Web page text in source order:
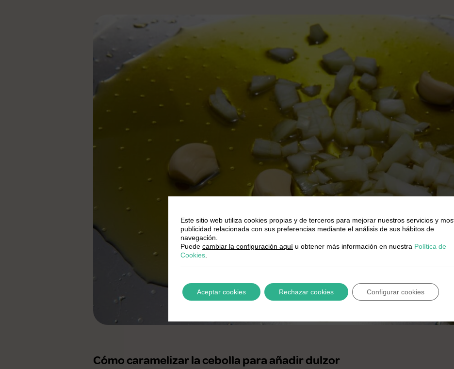
Cómo caramelizar la cebolla para añadir dulzor
Este sitio web utiliza cookies propias y de terceros para mejorar nuestros servicios y
publicidad relacionada con sus preferencias mediante el análisis de sus hábitos de
navegación.
Puede cambiar la configuración aquí u obtener más información en nuestra Política de
Cookies
Aceptar cookies Rechazar cookies Configurar cookies